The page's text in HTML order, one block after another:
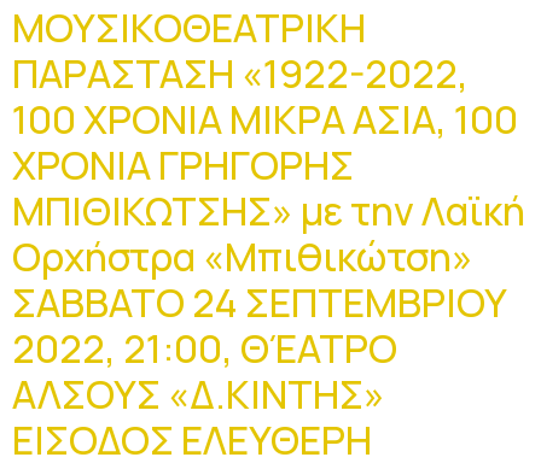
ΜΟΥΣΙΚΟΘΕΑΤΡΙΚΗ
ΠΑΡΑΣΤΑΣΗ «1922-2022,
100 ΧΡΟΝΙΑ ΜΙΚΡΑ ΑΣΙΑ, 100
ΧΡΟΝΙΑ ΓΡΗΓΟΡΗΣ
ΜΠΙΘΙΚΩΤΣΗΣ» με την Λαϊκή
Ορχήστρα «Μπιθικώτση»
ΣΑΒΒΑΤΟ 24 ΣΕΠΤΕΜΒΡΙΟΥ
2022, 21:00, ΘΈΑΤΡΟ
ΑΛΣΟΥΣ «Δ.ΚΙΝΤΗΣ»
ΕΙΣΟΔΟΣ ΕΛΕΥΘΕΡΗ